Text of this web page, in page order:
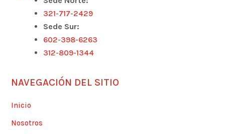
321-717-2429
Sede Sur:
602-398-6263
312-809-1344
NAVEGACIÓN DEL SITIO
Inicio
Nosotros